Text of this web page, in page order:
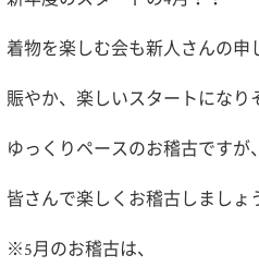
着物を楽しむ会も新人さんの申
賑やか、楽しいスタートになり
ゆっくりペースのお稽古ですが、
皆さんで楽しくお稽古しましょ
※5月のお稽古は、